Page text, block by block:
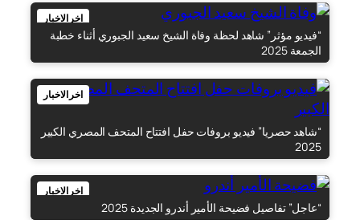
اخر الاخبار
“فيديو مؤثر” شاهد لحظة وفاة الشيخ سعيد الجبوري أثناء خطبة
الجمعة 2025
اخر الاخبار
“شاهد حصريا” فيديو بروفات حفل افتتاح المتحف المصري الكبير
2025
اخر الاخبار
“عاجل” تفاصيل فضيحة الأمير أندرو الجديدة 2025